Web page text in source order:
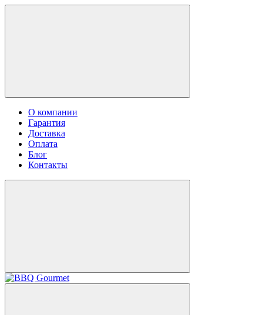
О компании
Гарантия
Доставка
Оплата
Блог
Контакты